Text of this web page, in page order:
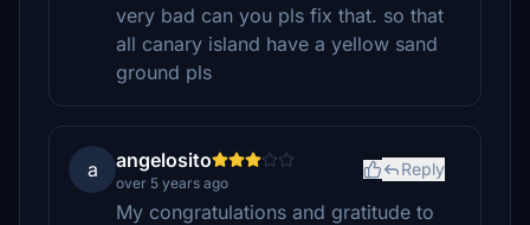
very bad can you pls fix that. so that
all canary island have a yellow sand
ground pls
a angelosito
over 5 years ago
Reply
My congratulations and gratitude to